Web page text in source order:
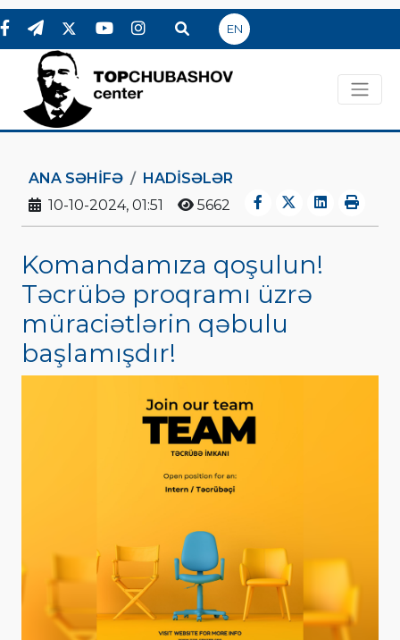
EN
ANA SƏHIFƏ
HADİSƏLƏR
10-10-2024, 01:51
5662
Komandamıza qoşulun!
Təcrübə proqramı üzrə
müraciətlərin qəbulu
başlamışdır!